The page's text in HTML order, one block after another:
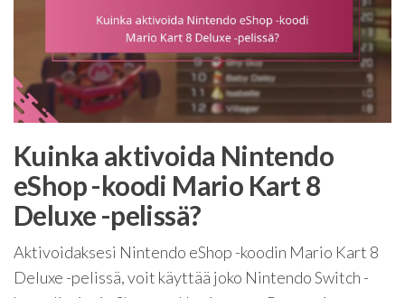
Kuinka aktivoida Nintendo
eShop -koodi Mario Kart 8
Deluxe -pelissä?
Aktivoidaksesi Nintendo eShop -koodin Mario Kart 8
Deluxe -pelissä, voit käyttää joko Nintendo Switch -